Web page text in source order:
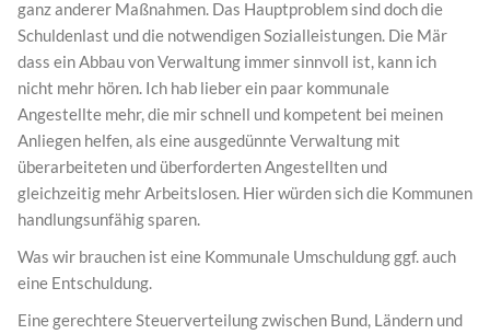
ganz anderer Maßnahmen. Das Hauptproblem sind doch die
Schuldenlast und die notwendigen Sozialleistungen. Die Mär
dass ein Abbau von Verwaltung immer sinnvoll ist, kann ich
nicht mehr hören. Ich hab lieber ein paar kommunale
Angestellte mehr, die mir schnell und kompetent bei meinen
Anliegen helfen, als eine ausgedünnte Verwaltung mit
überarbeiteten und überforderten Angestellten und
gleichzeitig mehr Arbeitslosen. Hier würden sich die Kommunen
handlungsunfähig sparen.
Was wir brauchen ist eine Kommunale Umschuldung ggf. auch
eine Entschuldung.
Eine gerechtere Steuerverteilung zwischen Bund, Ländern und